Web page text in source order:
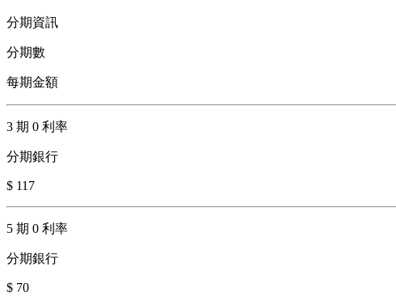
分期資訊
分期數
每期金額
3 期 0 利率
分期銀行
$ 117
5 期 0 利率
分期銀行
$ 70